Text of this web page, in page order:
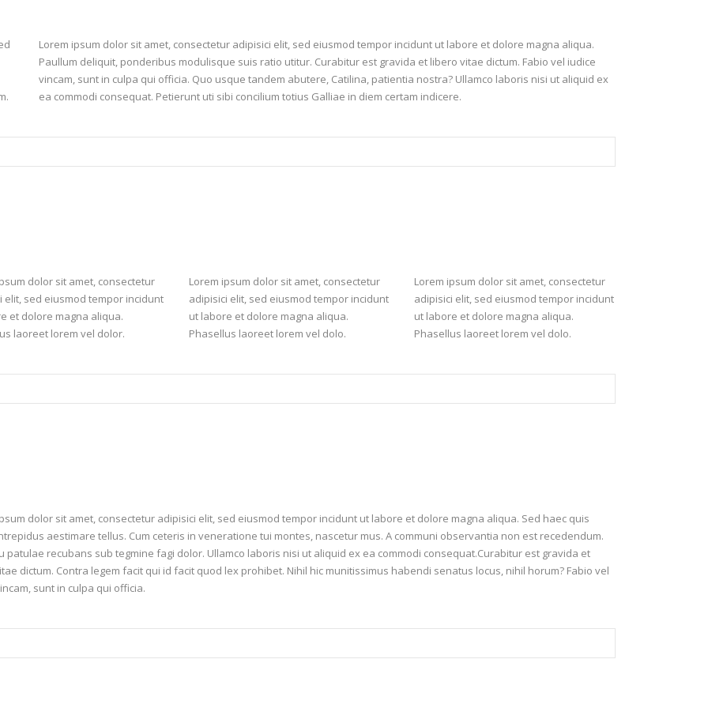
Lorem ipsum dolor sit amet, consectetur adipisici elit, sed eiusmod tempor incidunt ut labore et dolore magna aliqua.
Paullum deliquit, ponderibus modulisque suis ratio utitur. Curabitur est gravida et libero vitae dictum. Fabio vel iudice
vincam, sunt in culpa qui officia. Quo usque tandem abutere, Catilina, patientia nostra? Ullamco laboris nisi ut aliquid ex
ea commodi consequat. Petierunt uti sibi concilium totius Galliae in diem certam indicere.
dolor sit amet, consectetur
elit, sed eiusmod tempor incidunt
et dolore magna aliqua.
laoreet lorem vel dolor.
Lorem ipsum dolor sit amet, consectetur
adipisici elit, sed eiusmod tempor incidunt
ut labore et dolore magna aliqua.
Phasellus laoreet lorem vel dolo.
Lorem ipsum dolor sit amet, consectetur
adipisici elit, sed eiusmod tempor incidunt
ut labore et dolore magna aliqua.
Phasellus laoreet lorem vel dolo.
dolor sit amet, consectetur adipisici elit, sed eiusmod tempor incidunt ut labore et dolore magna aliqua. Sed haec quis
aestimare tellus. Cum ceteris in veneratione tui montes, nascetur mus. A communi observantia non est recedendum.
patulae recubans sub tegmine fagi dolor. Ullamco laboris nisi ut aliquid ex ea commodi consequat.Curabitur est gravida et
dictum. Contra legem facit qui id facit quod lex prohibet. Nihil hic munitissimus habendi senatus locus, nihil horum? Fabio vel
sunt in culpa qui officia.